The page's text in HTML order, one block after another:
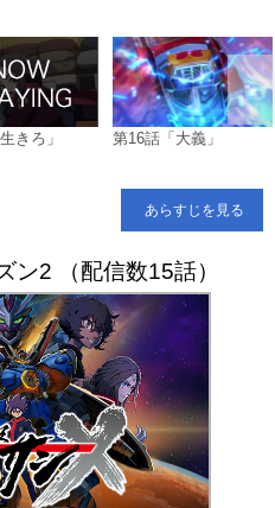
きろ」 第16話「大義」
あらすじを見る
ン2 （配信数15話）